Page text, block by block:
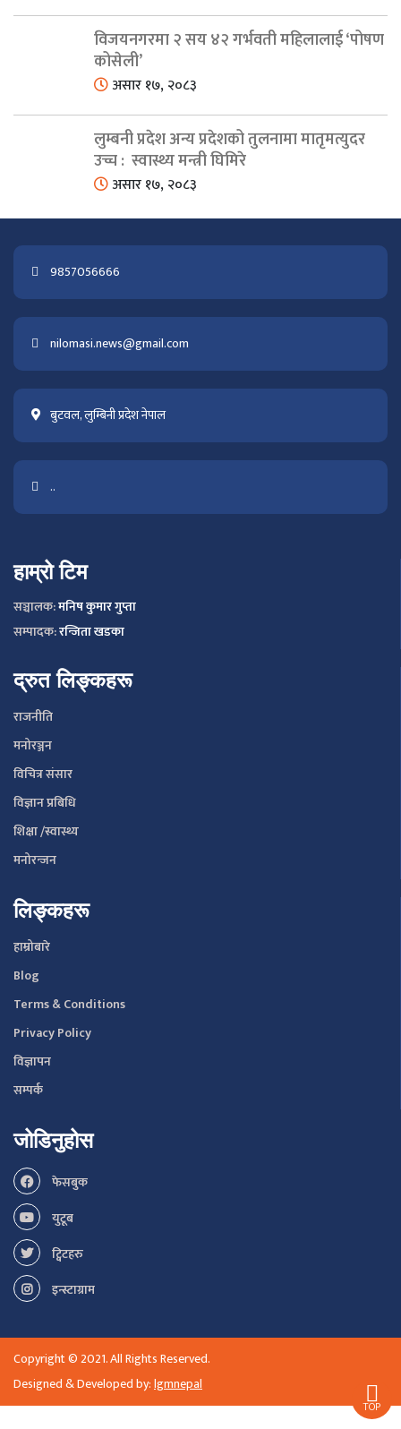
विजयनगरमा २ सय ४२ गर्भवती महिलालाई ‘पोषण
कोसेली’
असार १७, २०८३
लुम्बनी प्रदेश अन्य प्रदेशको तुलनामा मातृमत्युदर
उच्च : स्वास्थ्य मन्त्री घिमिरे
असार १७, २०८३
9857056666
nilomasi.news@gmail.com
बुटवल, लुम्बिनी प्रदेश नेपाल
..
हाम्रो टिम
सञ्चालक:मनिष कुमार गुप्ता
सम्पादक:रन्जिता खडका
द्रुत लिङ्कहरू
राजनीति
मनोरञ्जन
विचित्र संसार
विज्ञान प्रबिधि
शिक्षा /स्वास्थ्य
मनोरन्जन
लिङ्कहरू
हाम्रोबारे
Blog
Terms & Conditions
Privacy Policy
विज्ञापन
सम्पर्क
जोडिनुहोस
फेसबुक
युटूब
ट्विटहरु
इन्स्टाग्राम
Copyright © 2021. All Rights Reserved.
Designed & Developed by:lgmnepal
TOP